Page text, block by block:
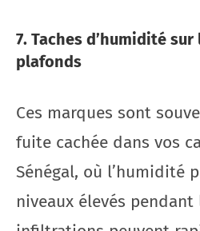
7. Taches d’humidité
plafonds
Ces marques sont
fuite cachée dans vos
Sénégal, où l’humidité
niveaux élevés pendant